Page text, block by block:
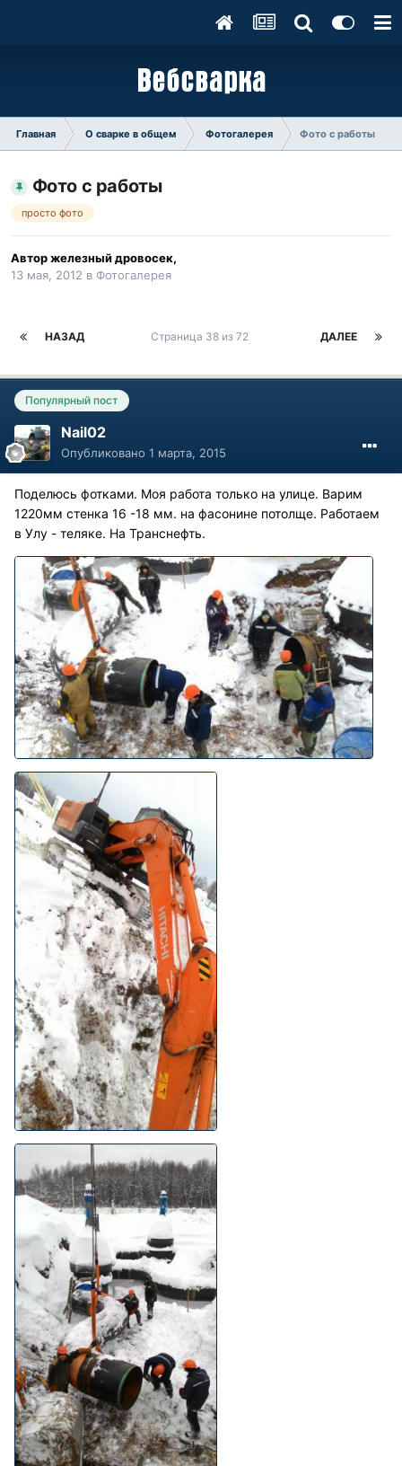
Главная О сварке в общем Фотогалерея Фото с работы
Фото с работы
просто фото
Авторжелезный дровосек,
13 мая, 2012 в Фотогалерея
НАЗАД ДАЛЕЕ
Страница 38 из 72
Популярный пост
Nail02
Опубликовано 1 марта, 2015
Поделюсь фотками. Моя работа только на улице. Варим
1220мм стенка 16 -18 мм. на фасонине потолще. Работаем
в Улу - теляке. На Транснефть.